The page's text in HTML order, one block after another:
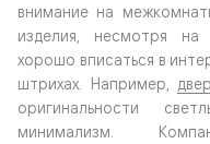
внимание на
изделия, несмотря на
хорошо вписаться в
штрихах. Например,
оригинальности
минимализм.